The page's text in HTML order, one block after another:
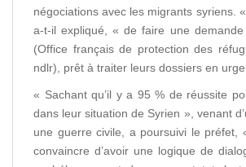
négociations avec les migrants syriens.
a-t-il expliqué, « de faire une demande
(Office français de protection des
ndlr), prêt à traiter leurs dossiers en
« Sachant qu’il y a 95 % de réussite
dans leur situation de Syrien », venant
une guerre civile, a poursuivi le préfet,
convaincre d’avoir une logique de